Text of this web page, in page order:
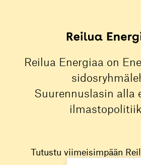
Reilua Energiaa on
Suurennuslasin alla
Tutustu viimeisimpään